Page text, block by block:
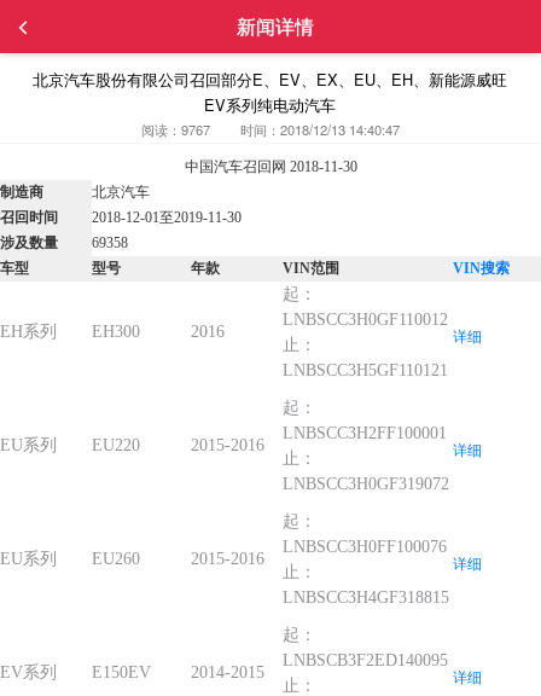
新闻详情
北京汽车股份有限公司召回部分E、EV、EX、EU、EH、新能源威旺
EV系列纯电动汽车
阅读：9767 时间：2018/12/13 14:40:47
中国汽车召回网 2018-11-30
制造商
北京汽车
召回时间
2018-12-01至2019-11-30
涉及数量
69358
车型
型号 年款 VIN范围 VIN搜索
EH系列 EH300 2016
起：
LNBSCC3H0GF110012
止：
LNBSCC3H5GF110121
详细
EU系列 EU220 2015-2016
起：
LNBSCC3H2FF100001
止：
LNBSCC3H0GF319072
详细
EU系列 EU260 2015-2016
起：
LNBSCC3H0FF100076
止：
LNBSCC3H4GF318815
详细
EV系列 E150EV 2014-2015
起：
LNBSCB3F2ED140095
止：
详细